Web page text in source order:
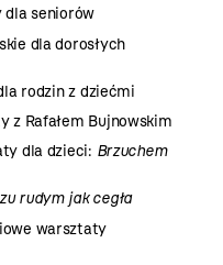
seniorów
dla dorosłych
rodzin z dziećmi
z Rafałem Bujnowskim
dla dzieci: Brzuchem
rudym jak cegła
warsztaty